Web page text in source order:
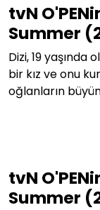
tvN
Summer
Dizi, 19
bir kız veonu
oğlanların
tvN
Summer